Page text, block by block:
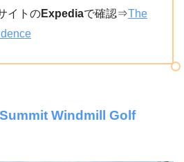
イトのExpediaで確認⇒The
Summit Windmill Golf